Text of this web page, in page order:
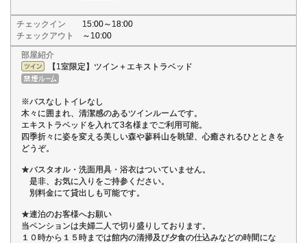
チェックイン
15:00～18:00
チェックアウト
～10:00
部屋紹介
【1室限定】ツイン＋エキストラベッド
※バスなしトイレなし
木々に囲まれ、清潔感のあるツインルームです。
エキストラベッドを入れて3名様までご利用可能。
四季折々に姿を変える美しい森や蓼科山を眺望、心癒されるひとときを
どうぞ。
★バスタオル・洗面用具・浴衣はついていません。
是非、お気に入りをご持参ください。
別料金にて貸出しも可能です。
★連泊のお客様へお願い
当ペンションは夫婦二人で切り盛りしております。
１０時から１５時までは館内の清掃及び夕食の仕込みなどの時間にな